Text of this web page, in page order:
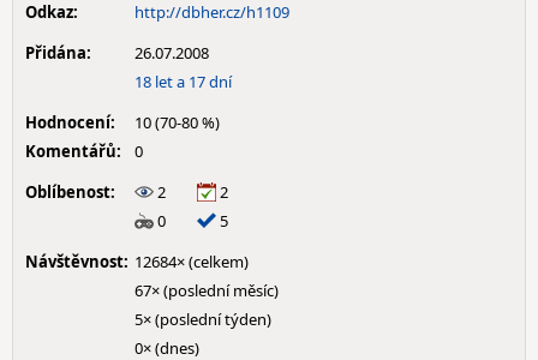
Odkaz:
http://dbher.cz/h1109
Přidána:
26.07.2008
18 let a 17 dní
Hodnocení:
10 (70-80 %)
Komentářů:
0
Oblíbenost:
2
2
0
5
Návštěvnost: 12684× (celkem)
67× (poslední měsíc)
5× (poslední týden)
0× (dnes)